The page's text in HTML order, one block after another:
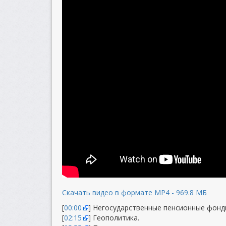
Скачать видео в формате MP4 - 969.8 МБ
[00:00
] Негосударственные пенсионные
[02:15
] Геополитика.